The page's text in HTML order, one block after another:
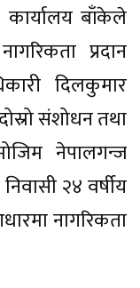
कार्यालय बाँकेले
प्रदान
दिलकुमार
संशोधन तथा
नेपालगन्ज
२४ वर्षीय
नागरिकता